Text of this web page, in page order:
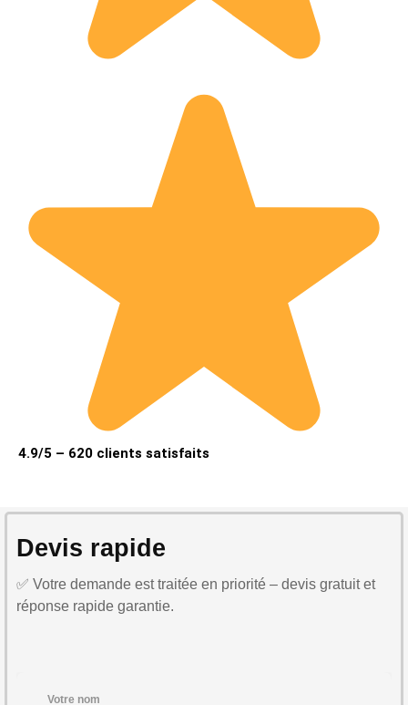
4.9/5 – 620 clients satisfaits
Devis rapide
✅ Votre demande est traitée en priorité – devis gratuit et
réponse rapide garantie.
Votre nom